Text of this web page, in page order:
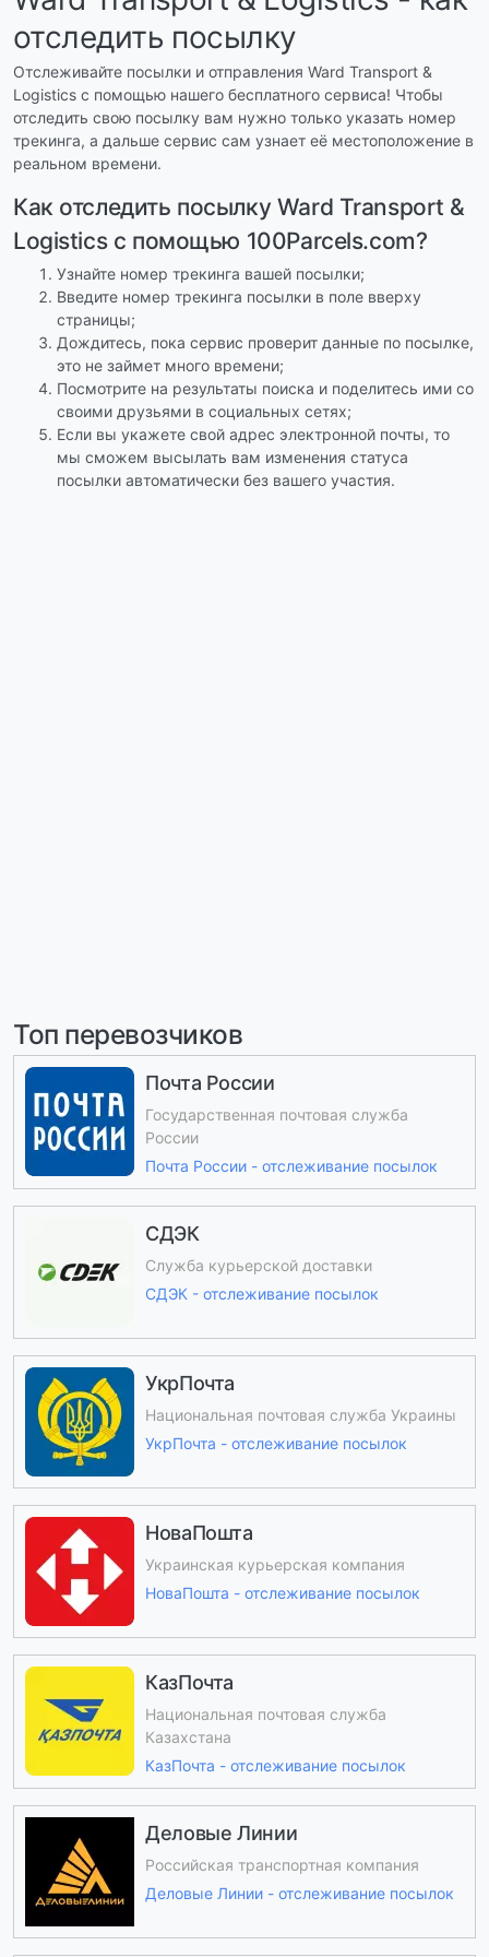
отследить посылку
Отслеживайте посылки и отправления Ward Transport &
Logistics с помощью нашего бесплатного сервиса! Чтобы
отследить свою посылку вам нужно только указать номер
трекинга, а дальше сервис сам узнает её местоположение в
реальном времени.
Как отследить посылку Ward Transport &
Logistics с помощью 100Parcels.com?
Узнайте номер трекинга вашей посылки;
Введите номер трекинга посылки в поле вверху
страницы;
Дождитесь, пока сервис проверит данные по посылке,
это не займет много времени;
Посмотрите на результаты поиска и поделитесь ими со
своими друзьями в социальных сетях;
Если вы укажете свой адрес электронной почты, то
мы сможем высылать вам изменения статуса
посылки автоматически без вашего участия.
Топ перевозчиков
Почта России
Государственная почтовая служба
России
Почта России - отслеживание посылок
СДЭК
Служба курьерской доставки
СДЭК - отслеживание посылок
УкрПочта
Национальная почтовая служба Украины
УкрПочта - отслеживание посылок
НоваПошта
Украинская курьерская компания
НоваПошта - отслеживание посылок
КазПочта
Национальная почтовая служба
Казахстана
КазПочта - отслеживание посылок
Деловые Линии
Российская транспортная компания
Деловые Линии - отслеживание посылок